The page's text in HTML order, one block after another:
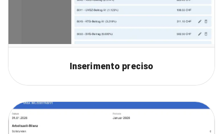
Inserimento preciso